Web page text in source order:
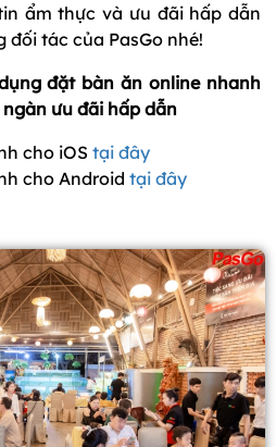
ẩm thực và ưu đãi hấp dẫn
tác của PasGo nhé!
đặt bàn ăn online nhanh
ưu đãi hấp dẫn
cho iOS tại đây
cho Android tại đây